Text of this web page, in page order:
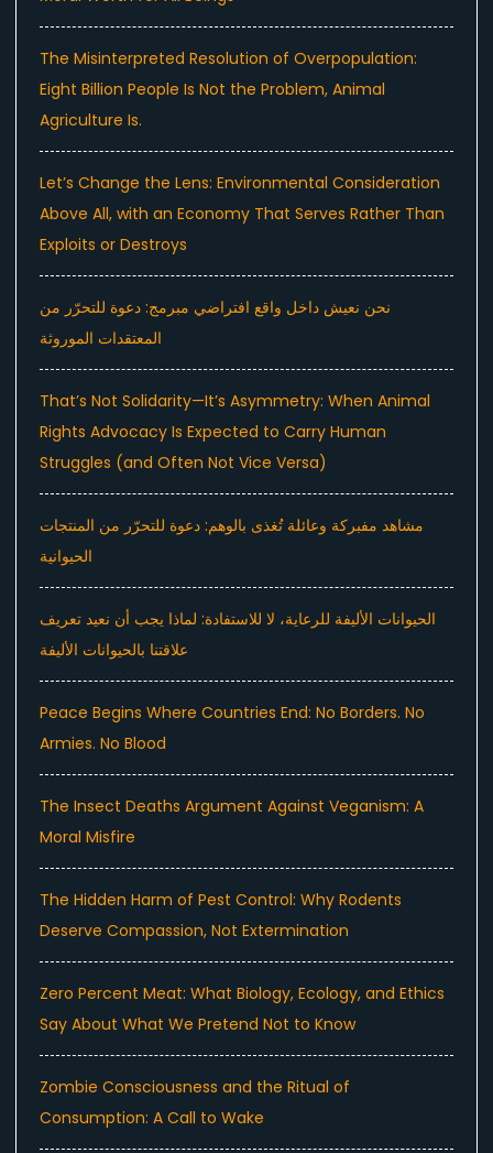
The Misinterpreted Resolution of Overpopulation:
Eight Billion People Is Not the Problem, Animal
Agriculture Is.
Let’s Change the Lens: Environmental Consideration
Above All, with an Economy That Serves Rather Than
Exploits or Destroys
نحن نعيش داخل واقع افتراضي مبرمج: دعوة للتحرّر من
المعتقدات الموروثة
That’s Not Solidarity—It’s Asymmetry: When Animal
Rights Advocacy Is Expected to Carry Human
Struggles (and Often Not Vice Versa)
مشاهد مفبركة وعائلة تُغذى بالوهم: دعوة للتحرّر من المنتجات
الحيوانية
الحيوانات الأليفة للرعاية، لا للاستفادة: لماذا يجب أن نعيد تعريف
علاقتنا بالحيوانات الأليفة
Peace Begins Where Countries End: No Borders. No
Armies. No Blood
The Insect Deaths Argument Against Veganism: A
Moral Misfire
The Hidden Harm of Pest Control: Why Rodents
Deserve Compassion, Not Extermination
Zero Percent Meat: What Biology, Ecology, and Ethics
Say About What We Pretend Not to Know
Zombie Consciousness and the Ritual of
Consumption: A Call to Wake